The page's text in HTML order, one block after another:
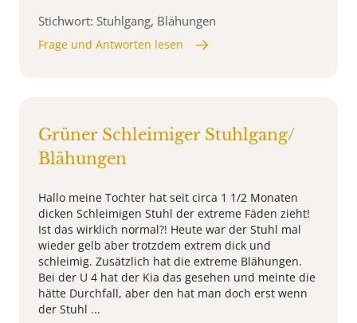
Stichwort: Stuhlgang, Blähungen
Frage und Antworten lesen
Grüner Schleimiger Stuhlgang/
Blähungen
Hallo meine Tochter hat seit circa 1 1/2 Monaten
dicken Schleimigen Stuhl der extreme Fäden zieht!
Ist das wirklich normal?! Heute war der Stuhl mal
wieder gelb aber trotzdem extrem dick und
schleimig. Zusätzlich hat die extreme Blähungen.
Bei der U 4 hat der Kia das gesehen und meinte die
hätte Durchfall, aber den hat man doch erst wenn
der Stuhl ...